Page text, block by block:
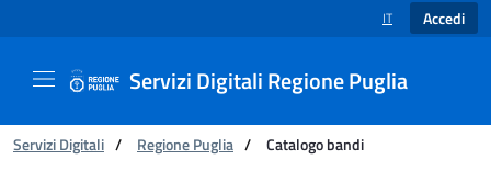
SELEZIONE
IT Accedi
Servizi Digitali Regione Puglia
Ti trovi in:
Servizi Digitali / Regione Puglia / Catalogo bandi